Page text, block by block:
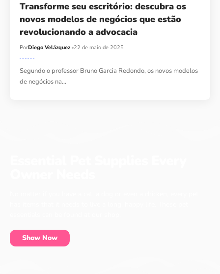
Transforme seu escritório: descubra os
novos modelos de negócios que estão
revolucionando a advocacia
PorDiego Velázquez 22 de maio de 2025
Segundo o professor Bruno Garcia Redondo, os novos modelos
de negócios na…
Show Now